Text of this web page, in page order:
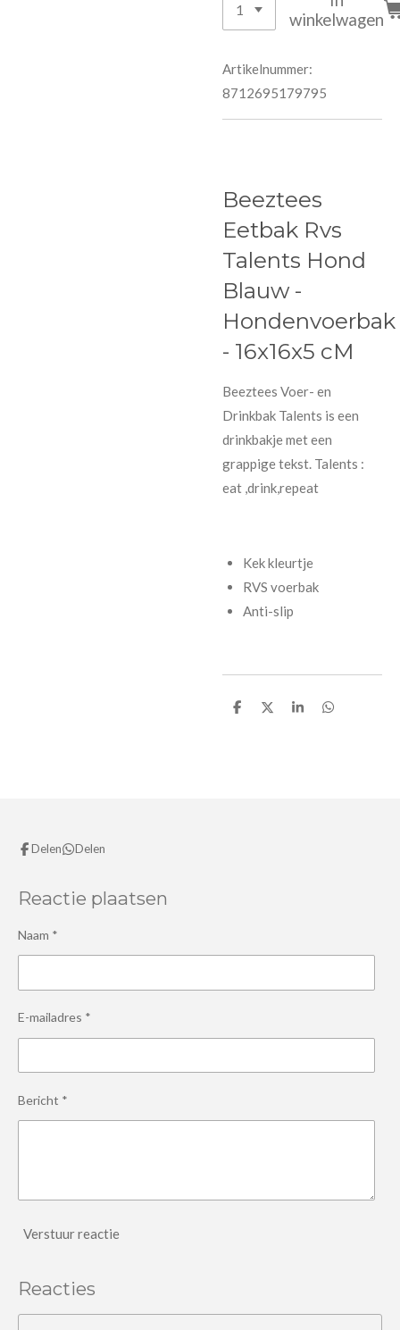
winkelwagen
Artikelnummer:
8712695179795
Beeztees
Eetbak Rvs
Talents Hond
Blauw -
Hondenvoerbak
- 16x16x5 cM
Beeztees Voer- en
Drinkbak Talents is een
drinkbakje met een
grappige tekst. Talents :
eat ,drink,repeat
Kek kleurtje
RVS voerbak
Anti-slip
D
D
S
D
Delen Delen
Reactie plaatsen
Naam *
E-mailadres *
Bericht *
Verstuur reactie
Reacties